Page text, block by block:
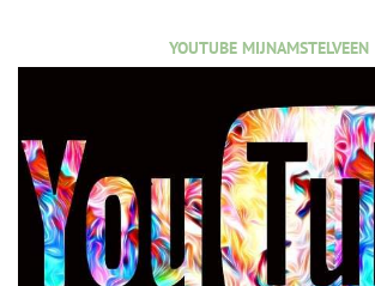
YOUTUBE MIJNAMSTELVEEN